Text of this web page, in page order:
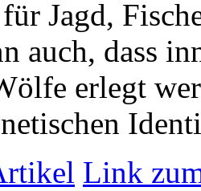
Jagd,
auch, dass
erlegt
Link